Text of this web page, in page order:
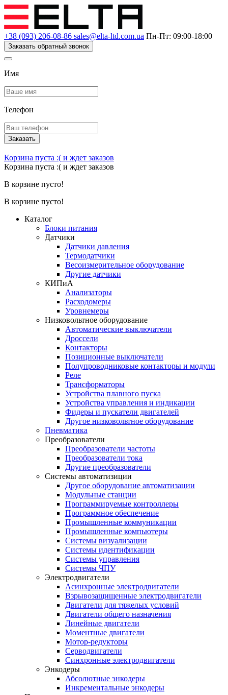
+38 (093) 206-08-86 sales@elta-ltd.com.ua Пн-Пт: 09:00-18:00
Заказать обратный звонок
Имя
Телефон
Заказать
Корзина пуста :( и ждет заказов
Корзина пуста :( и ждет заказов
В корзине пусто!
В корзине пусто!
Каталог
Блоки питания
Датчики
Датчики давления
Термодатчики
Весоизмерительное оборудование
Другие датчики
КИПиА
Анализаторы
Расходомеры
Уровнемеры
Низковольтное оборудование
Автоматические выключатели
Дроссели
Контакторы
Позиционные выключатели
Полупроводниковые контакторы и модули
Реле
Трансформаторы
Устройства плавного пуска
Устройства управления и индикации
Фидеры и пускатели двигателей
Другое низковольтное оборудование
Пневматика
Преобразователи
Преобразователи частоты
Преобразователи тока
Другие преобразователи
Системы автоматизиции
Другое оборудование автоматизации
Модульные станции
Программируемые контроллеры
Программное обеспечение
Промышленные коммуникации
Промышленные компьютеры
Системы визуализации
Системы идентификации
Системы управления
Системы ЧПУ
Электродвигатели
Асинхронные электродвигатели
Взрывозащищенные электродвигатели
Двигатели для тяжелых условий
Двигатели общего назначения
Линейные двигатели
Моментные двигатели
Мотор-редукторы
Серводвигатели
Синхронные электродвигатели
Энкодеры
Абсолютные энкодеры
Инкрементальные энкодеры